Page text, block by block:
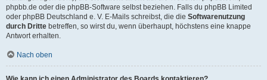
phpbb.de oder die phpBB-Software selbst beziehen. Falls du phpBB Limited
oder phpBB Deutschland e. V. E-Mails schreibst, die die Softwarenutzung
durch Dritte betreffen, so wirst du, wenn überhaupt, höchstens eine knappe
Antwort erhalten.
Nach oben